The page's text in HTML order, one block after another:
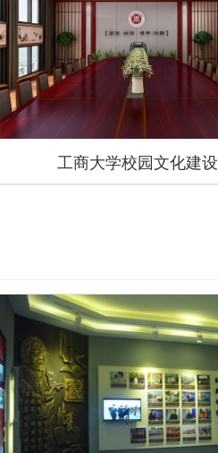
工商大学校园文化建设